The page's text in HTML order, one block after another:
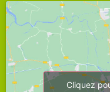
Cliquez